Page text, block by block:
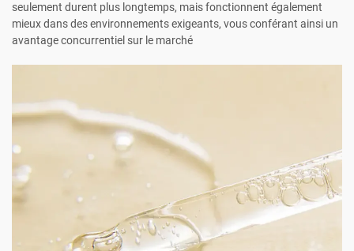
seulement durent plus longtemps, mais fonctionnent également
mieux dans des environnements exigeants, vous conférant ainsi un
avantage concurrentiel sur le marché